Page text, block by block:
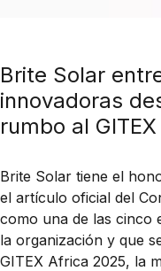
Brite Solar
innovadoras
rumbo al
Brite Solar tiene el
el artículo oficial del
como una de las cinco
la organización y que
GITEX Africa 2025, la